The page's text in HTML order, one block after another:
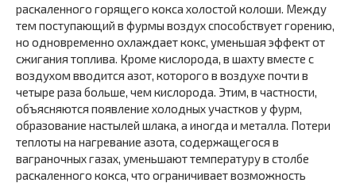
раскаленного горящего кокса холостой колоши. Между
тем поступающий в фурмы воздух способствует горению,
но одновременно охлаждает кокс, уменьшая эффект от
сжигания топлива. Кроме кислорода, в шахту вместе с
воздухом вводится азот, которого в воздухе почти в
четыре раза больше, чем кислорода. Этим, в частности,
объясняются появление холодных участков у фурм,
образование настылей шлака, а иногда и металла. Потери
теплоты на нагревание азота, содержащегося в
ваграночных газах, уменьшают температуру в столбе
раскаленного кокса, что ограничивает возможность